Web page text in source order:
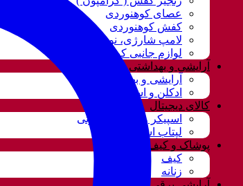
عصای کوهنوردی
کفش کوهنوردی
لامپ شارژی، نور و روشنایی
لوازم جانبی کوهنوردی
آرایشی و بهداشتی
آرایشی و بهداشتی
ادکلن و اسپری
کالای دیجیتال
اسپیکر و سیستم صوتی
لپتاب استوک
پوشاک و کیف
کیف
زنانه